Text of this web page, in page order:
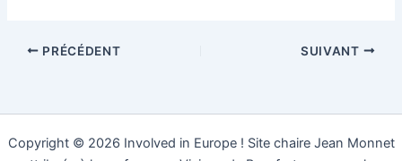
PRÉCÉDENT SUIVANT
Copyright © 2026 Involved in Europe ! Site chaire Jean Monnet